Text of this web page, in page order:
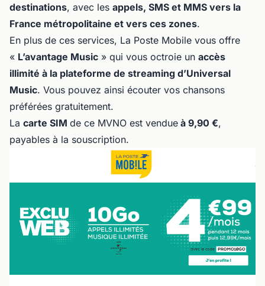
destinations, avec les appels, SMS et MMS vers la
France métropolitaine et vers ces zones.
En plus de ces services, La Poste Mobile vous offre
« L’avantage Music » qui vous octroie un accès
illimité à la plateforme de streaming d’Universal
Music. Vous pouvez ainsi écouter vos chansons
préférées gratuitement.
La carte SIM de ce MVNO est vendue à 9,90 €,
payables à la souscription.